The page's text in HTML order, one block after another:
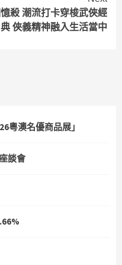
殺 潮流打卡穿梭武俠經
典 俠義精神融入生活當中
粵澳名優商品展」
談會